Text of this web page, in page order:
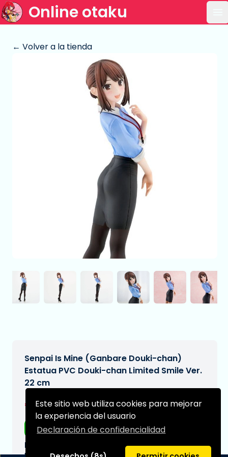
Este sitio web utiliza cookies para mejorar
la experiencia del usuario
Declaración de confidencialidad
Online otaku
← Volver a la tienda
Senpai Is Mine (Ganbare Douki-chan)
Estatua PVC Douki-chan Limited Smile Ver.
22 cm
€184,95[Sujeto a cambios]
Envío gratis
Fecha de entrega prevista: